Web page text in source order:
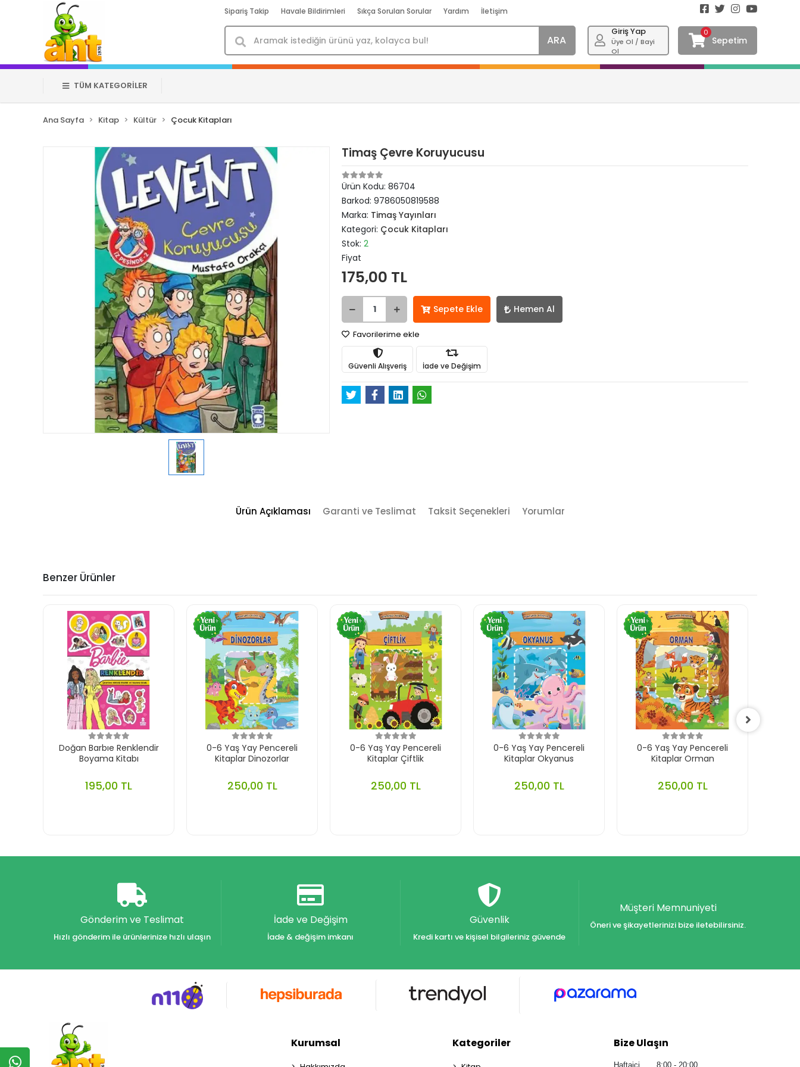
Sipariş Takip Havale Bildirimleri Sıkça Sorulan Sorular Yardım İletişim
ARA
Giriş Yap
Üye Ol / Bayi
Ol
0
Sepetim
TÜM KATEGORİLER
Ana Sayfa Kitap Kültür Çocuk Kitapları
Timaş Çevre Koruyucusu
Ürün Kodu:86704
Barkod:9786050819588
Marka: Timaş Yayınları
Kategori: Çocuk Kitapları
Stok:2
Fiyat
175,00 TL
Sepete Ekle Hemen Al
Favorilerime ekle
Güvenli Alışveriş İade ve Değişim
Ürün Açıklaması Garanti ve Teslimat Taksit Seçenekleri Yorumlar
Benzer Ürünler
Doğan Barbıe Renklendir
Boyama Kitabı
195,00 TL
0-6 Yaş Yay Pencereli
Kitaplar Dinozorlar
250,00 TL
0-6 Yaş Yay Pencereli
Kitaplar Çiftlik
250,00 TL
0-6 Yaş Yay Pencereli
Kitaplar Okyanus
250,00 TL
0-6 Yaş Yay Pencereli
Kitaplar Orman
250,00 TL
Gönderim ve Teslimat
Hızlı gönderim ile ürünlerinize hızlı ulaşın
İade ve Değişim
İade & değişim imkanı
Güvenlik
Kredi kartı ve kişisel bilgileriniz güvende
Müşteri Memnuniyeti
Öneri ve şikayetlerinizi bize iletebilirsiniz.
Kurumsal Kategoriler Bize Ulaşın
Haftaiçi 8:00 - 20:00